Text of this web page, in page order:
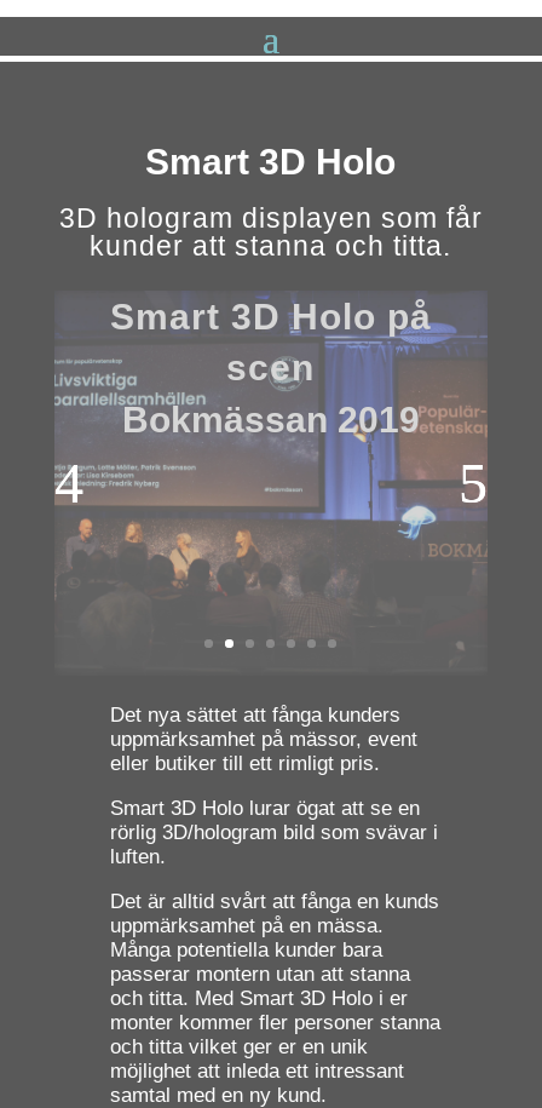
Smart 3D Holo
3D hologram displayen som får
kunder att stanna och titta.
Smart 3D Holo i
entrén
Bokmässan 2019
Det nya sättet att fånga kunders
uppmärksamhet på mässor, event
eller butiker till ett rimligt pris.
Smart 3D Holo lurar ögat att se en
rörlig 3D/hologram bild som svävar i
luften.
Det är alltid svårt att fånga en kunds
uppmärksamhet på en mässa.
Många potentiella kunder bara
passerar montern utan att stanna
och titta. Med Smart 3D Holo i er
monter kommer fler personer stanna
och titta vilket ger er en unik
möjlighet att inleda ett intressant
samtal med en ny kund.